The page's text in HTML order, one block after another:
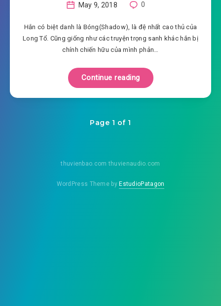
May 9, 2018 0
Hắn có biệt danh là Bóng(Shadow), là đệ nhất cao thủ của
Long Tổ. Cũng giống như các truyện trọng sanh khác hắn bị
chính chiến hữu của mình phản…
Continue reading
Page 1 of 1
thuvienbao.com thuvienaudio.com
WordPress Theme byEstudioPatagon